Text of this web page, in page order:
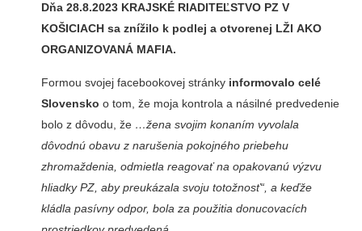
Dňa 28.8.2023 KRAJSKÉ RIADITEĽSTVO PZ V
KOŠICIACH sa znížilo k podlej a otvorenej LŽI AKO
ORGANIZOVANÁ MAFIA.
Formou svojej facebookovej stránky informovalo celé
Slovensko o tom, že moja kontrola a násilné predvedenie
bolo z dôvodu, že …žena svojim konaním vyvolala
dôvodnú obavu z narušenia pokojného priebehu
zhromaždenia, odmietla reagovať na opakovanú výzvu
hliadky PZ, aby preukázala svoju totožnosť“, a keďže
kládla pasívny odpor, bola za použitia donucovacích